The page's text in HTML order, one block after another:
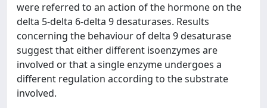
were referred to an action of the hormone on the
delta 5-delta 6-delta 9 desaturases. Results
concerning the behaviour of delta 9 desaturase
suggest that either different isoenzymes are
involved or that a single enzyme undergoes a
different regulation according to the substrate
involved.